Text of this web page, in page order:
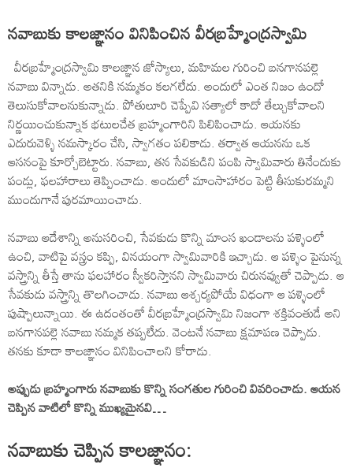
నవాబుకు కాలజ్ఞానం వినిపించిన వీరబ్రహ్మేంద్రస్వామి
వీరబ్రహ్మేంద్రస్వామి కాలజ్ఞాన జోస్యాలు, మహిమల గురించి బనగానపల్లె
నవాబు విన్నాడు. అతనికి నమ్మకం కలగలేదు. అందులో ఎంత నిజం ఉందో
తెలుసుకోవాలనుకున్నాడు. పోతులూరి చెప్పేవి సత్యాలో కాదో తేల్చుకోవాలని
నిర్ణయించుకున్నాక భటులచేత బ్రహ్మంగారిని పిలిపించాడు. ఆయనకు
ఎదురువెళ్ళి నమస్కారం చేసి, స్వాగతం పలికాడు. తర్వాత ఆయనను ఒక
ఆసనంపై కూర్చోబెట్టారు. నవాబు, తన సేవకుడిని పంపి స్వామివారు తినేందుకు
పండ్లు, ఫలహారాలు తెప్పించాడు. అందులో మాంసాహారం పెట్టి తీసుకురమ్మని
ముందుగానే పురమాయించాడు.
నవాబు ఆదేశాన్ని అనుసరించి, సేవకుడు కొన్ని మాంస ఖండాలను పళ్ళెంలో
ఉంచి, వాటిపై వస్త్రం కప్పి, వినయంగా స్వామివారికి ఇచ్చాడు. ఆ పళ్ళెం పైనున్న
వస్త్రాన్ని తీస్తే తాను ఫలహారం స్వీకరిస్తానని స్వామివారు చిరునవ్వుతో చెప్పాడు. ఆ
సేవకుడు వస్త్రాన్ని తొలగించాడు. నవాబు ఆశ్చర్యపోయే విధంగా ఆ పళ్ళెంలో
పుష్పాలున్నాయి. ఈ ఉదంతంతో వీరబ్రహ్మేంద్రస్వామి నిజంగా శక్తివంతుడే అని
బనగానపల్లె నవాబు నమ్మక తప్పలేదు. వెంటనే నవాబు క్షమాపణ చెప్పాడు.
తనకు కూడా కాలజ్ఞానం వినిపించాలని కోరాడు.
అప్పుడు బ్రహ్మంగారు నవాబుకు కొన్ని సంగతుల గురించి వివరించాడు. ఆయన
చెప్పిన వాటిలో కొన్ని ముఖ్యమైనవి…
నవాబుకు చెప్పిన కాలజ్ఞానం: